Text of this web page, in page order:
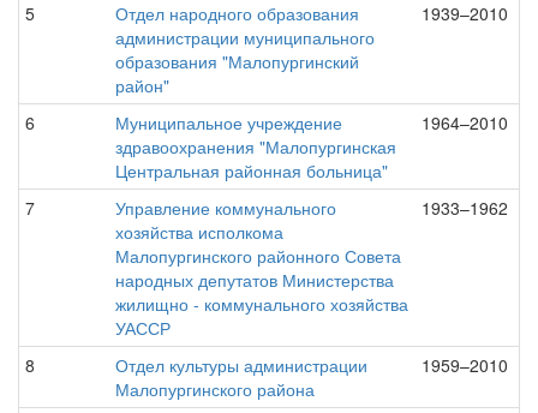
5
Отдел народного образования
администрации муниципального
образования "Малопургинский
район"
1939–2010
6
Муниципальное учреждение
здравоохранения "Малопургинская
Центральная районная больница"
1964–2010
7
Управление коммунального
хозяйства исполкома
Малопургинского районного Совета
народных депутатов Министерства
жилищно - коммунального хозяйства
УАССР
1933–1962
8
Отдел культуры администрации
Малопургинского района
1959–2010